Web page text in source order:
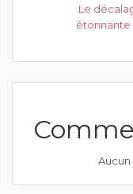
Le
étonnante